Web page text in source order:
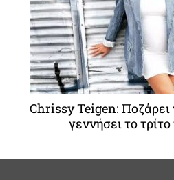
Chrissy Teigen: Ποζάρει
γεννήσει το τρίτο